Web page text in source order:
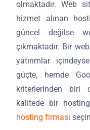
olmaktadır. Web
hizmet alınan
güncel değilse
çıkmaktadır. Bir
yatırımlar
güçte, hemde
kriterlerinden biri
kalitede bir hosting
hosting firması